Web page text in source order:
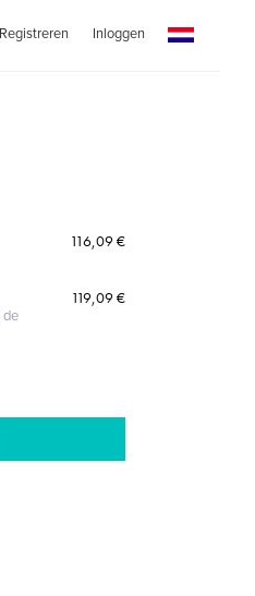
Registreren Inloggen
116,09 €
de
119,09 €